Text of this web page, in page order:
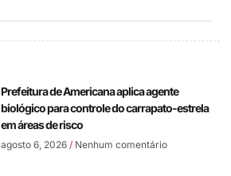
Prefeitura de Americana aplica agente
biológico para controle do carrapato-estrela
em áreas de risco
agosto 6, 2026 Nenhum comentário